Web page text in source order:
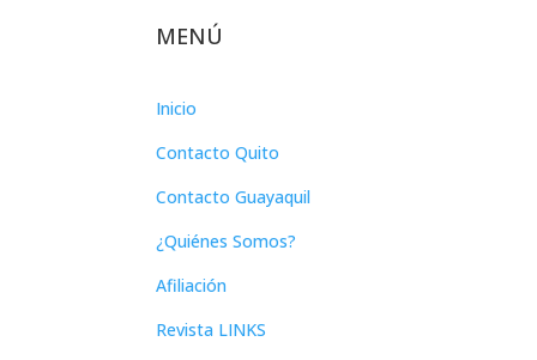
MENÚ
Inicio
Contacto Quito
Contacto Guayaquil
¿Quiénes Somos?
Afiliación
Revista LINKS